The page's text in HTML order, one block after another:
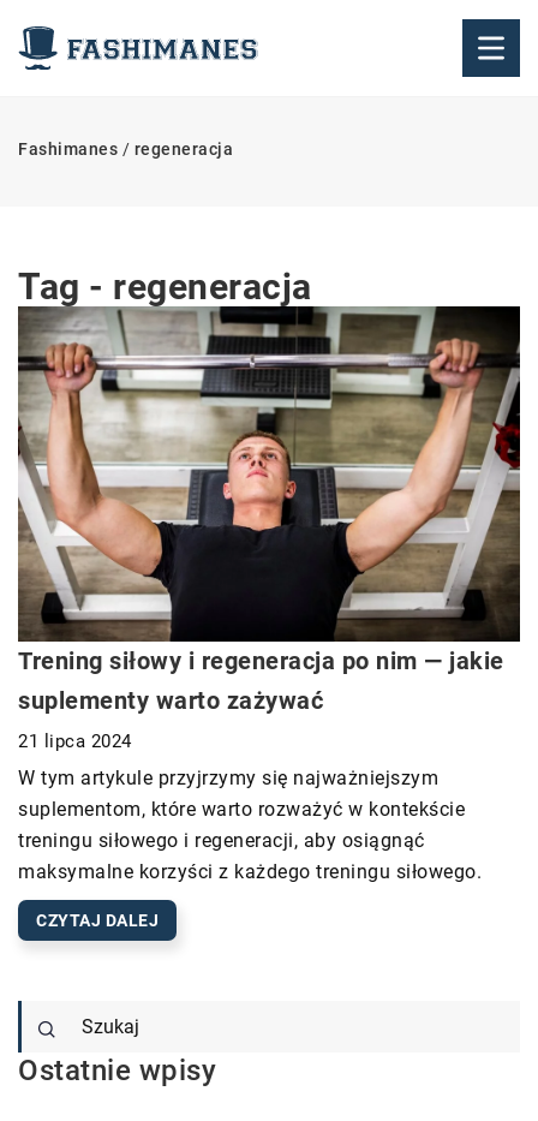
Fashimanes / regeneracja
Tag - regeneracja
Trening siłowy i regeneracja po nim — jakie
suplementy warto zażywać
21 lipca 2024
W tym artykule przyjrzymy się najważniejszym
suplementom, które warto rozważyć w kontekście
treningu siłowego i regeneracji, aby osiągnąć
maksymalne korzyści z każdego treningu siłowego.
CZYTAJ DALEJ
Ostatnie wpisy